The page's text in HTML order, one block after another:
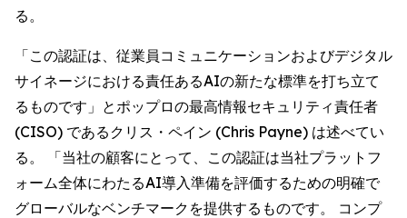
る。
「この認証は、従業員コミュニケーションおよびデジタル
サイネージにおける責任あるAIの新たな標準を打ち立て
るものです」とポップロの最高情報セキュリティ責任者
(CISO) であるクリス・ペイン (Chris Payne) は述べてい
る。 「当社の顧客にとって、この認証は当社プラットフ
ォーム全体にわたるAI導入準備を評価するための明確で
グローバルなベンチマークを提供するものです。 コンプ